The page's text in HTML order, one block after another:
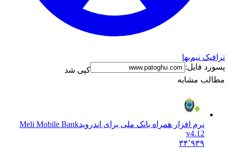
ترافیک نیم‌بها
پسورد فایل:
کپی شد
مطالب مشابه
نرم افزار همراه بانک ملی برای اندرویدMeli Mobile Bank
v4.12
۳۴٬۹۳۹